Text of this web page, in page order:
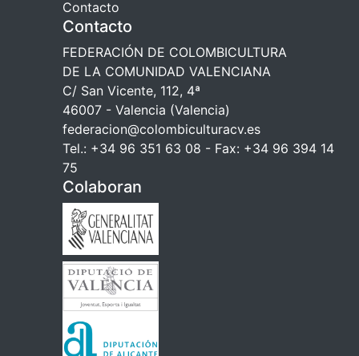
Contacto
Contacto
FEDERACIÓN DE COLOMBICULTURA
DE LA COMUNIDAD VALENCIANA
C/ San Vicente, 112, 4ª
46007 - Valencia (Valencia)
federacion@colombiculturacv.es
Tel.: +34 96 351 63 08 - Fax: +34 96 394 14
75
Colaboran